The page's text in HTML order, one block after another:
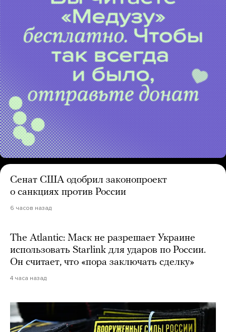
Сенат США одобрил законопроект
о санкциях против России
6 часов назад
The Atlantic: Маск не разрешает Украине
использовать Starlink для ударов по России.
Он считает, что «пора заключать сделку»
4 часа назад